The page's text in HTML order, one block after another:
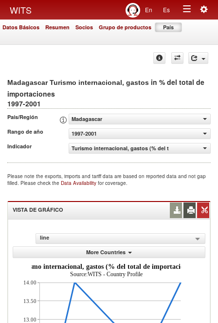
WITS En Es
Toggle
Datos Básicos Resumen Socios Grupo de productos País
Madagascar Turismo internacional, gastos in % del total de
importaciones
1997-2001
País/Región
Madagascar
Rango de año
1997-2001
Indicador
Turismo internacional, gastos (% del total de
Please note the exports, imports and tariff data are based on reported data and not gap
filled. Please check the Data Availability for coverage.
VISTA DE GRÁFICO
line
More Countries
Turismo internacional, gastos (% del total de importaciones)
Source:WITS - Country Profile
14.00
13.50
13.00